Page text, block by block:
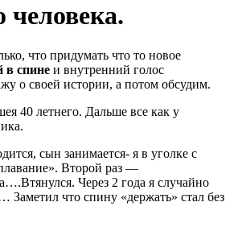
человека.
что придумать что то новое
в спине и внутренний голос
о своей истории, а потом обсудим.
40 летнего. Дальше все как у
сын занимается- я в уголке с
Второй раз —
Через 2 года я случайно
Заметил что спину «держать» стал без